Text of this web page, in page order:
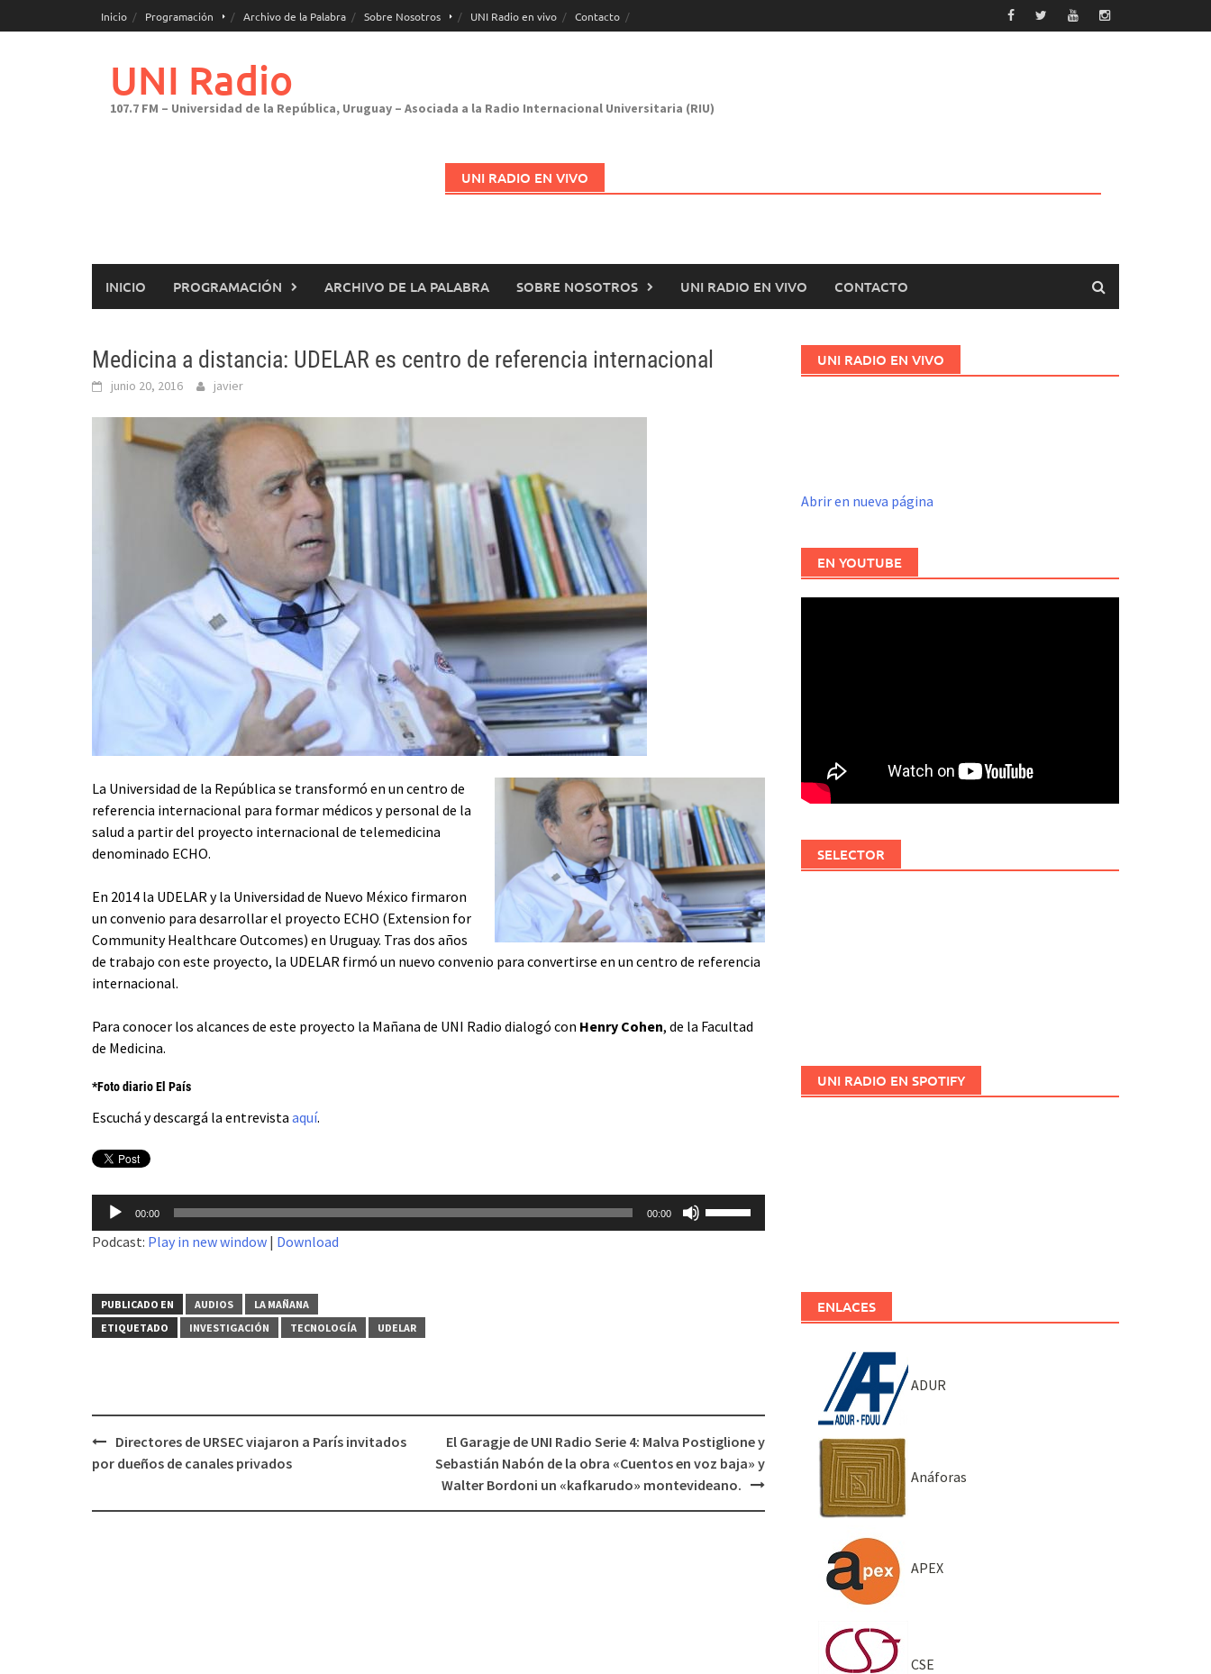
al
Inicio Programación Archivo de la Palabra Sobre Nosotros UNI Radio en vivo Contacto
UNI Radio
107.7 FM – Universidad de la República, Uruguay – Asociada a la Radio Internacional Universitaria (RIU)
UNI RADIO EN VIVO
INICIO PROGRAMACIÓN ARCHIVO DE LA PALABRA SOBRE NOSOTROS UNI RADIO EN VIVO CONTACTO
Medicina a distancia: UDELAR es centro de referencia internacional
junio 20, 2016 javier
La Universidad de la República se transformó en un centro de
referencia internacional para formar médicos y personal de la
salud a partir del proyecto internacional de telemedicina
denominado ECHO.
En 2014 la UDELAR y la Universidad de Nuevo México firmaron
un convenio para desarrollar el proyecto ECHO (Extension for
Community Healthcare Outcomes) en Uruguay. Tras dos años
de trabajo con este proyecto, la UDELAR firmó un nuevo convenio para convertirse en un centro de referencia
internacional.
Para conocer los alcances de este proyecto la Mañana de UNI Radio dialogó con Henry Cohen, de la Facultad
de Medicina.
*Foto diario El País
Escuchá y descargá la entrevista aquí.
Reproductor
de
audio
00:00 00:00
el
volumen.
Podcast: Play in new window | Download
PUBLICADO EN AUDIOS
LA MAÑANA
ETIQUETADO
INVESTIGACIÓN TECNOLOGÍA UDELAR
Navegación
de
Directores de URSEC viajaron a París invitados
por dueños de canales privados
El Garagje de UNI Radio Serie 4: Malva Postiglione y
Sebastián Nabón de la obra «Cuentos en voz baja» y
Walter Bordoni un «kafkarudo» montevideano.
UNI RADIO EN VIVO
Abrir en nueva página
EN YOUTUBE
SELECTOR
UNI RADIO EN SPOTIFY
ENLACES
ADUR
Anáforas
APEX
CSE